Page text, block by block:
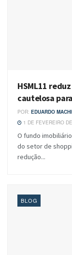
HSML11
cautelosa
POR: EDUARDO
1 DE FEVEREIRO
O fundo imobiliário
do setor de
redução...
BLOG